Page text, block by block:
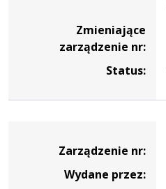
Zmieniające
zarządzenie nr:
Status:
Zarządzenie nr:
Wydane przez: